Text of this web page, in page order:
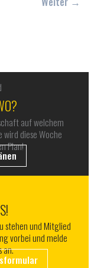
auf welchem
diese Woche
Plan!
stehen und Mitglied
vorbei und melde
an.